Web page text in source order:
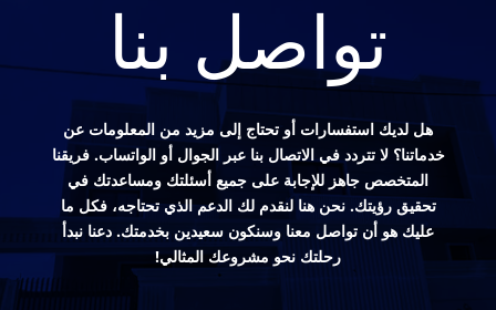
تواصل بنا
هل لديك استفسارات أو تحتاج إلى مزيد من المعلومات عن
خدماتنا؟ لا تتردد في الاتصال بنا عبر الجوال أو الواتساب. فريقنا
المتخصص جاهز للإجابة على جميع أسئلتك ومساعدتك في
تحقيق رؤيتك. نحن هنا لنقدم لك الدعم الذي تحتاجه، فكل ما
عليك هو أن تواصل معنا وسنكون سعيدين بخدمتك. دعنا نبدأ
رحلتك نحو مشروعك المثالي!